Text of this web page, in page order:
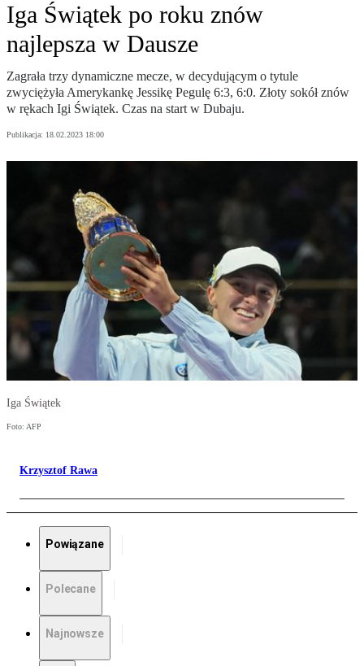
Iga Świątek po roku znów
najlepsza w Dausze
Zagrała trzy dynamiczne mecze, w decydującym o tytule
zwyciężyła Amerykankę Jessikę Pegulę 6:3, 6:0. Złoty sokół znów
w rękach Igi Świątek. Czas na start w Dubaju.
Publikacja: 18.02.2023 18:00
Iga Świątek
Foto: AFP
Krzysztof Rawa
Powiązane
Polecane
Najnowsze